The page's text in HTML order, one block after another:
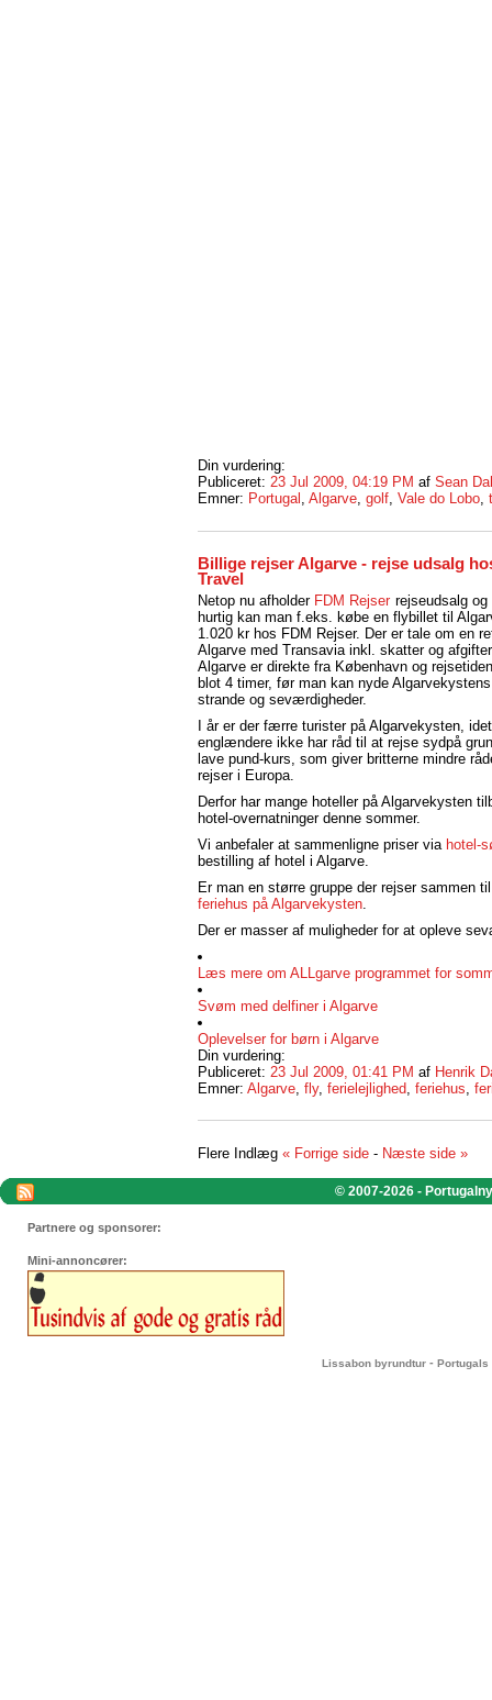
Din vurdering:
Publiceret: 23 Jul 2009, 04:19 PM af Sean
Emner: Portugal , Algarve, golf, Vale do Lobo,
Billige rejser Algarve - rejse udsalg
Travel
Netop nu afholder FDM Rejser rejseudsalg og
hurtig kan man f.eks. købe en flybillet til
1.020 kr hos FDM Rejser. Der er tale om en
Algarve med Transavia inkl. skatter og
Algarve er direkte fra København og
blot 4 timer, før man kan nyde
strande og seværdigheder.
I år er der færre turister på Algarvekysten,
englændere ikke har råd til at rejse sydpå
lave pund-kurs, som giver britterne mindre
rejser i Europa.
Derfor har mange hoteller på Algarvekysten
hotel-overnatninger denne sommer.
Vi anbefaler at sammenligne priser via hotel-
bestilling af hotel i Algarve.
Er man en større gruppe der rejser sammen
feriehus på Algarvekysten
Der er masser af muligheder for at opleve
Læs mere om ALLgarve programmet for
Svøm med delfiner i Algarve
Oplevelser for børn i Algarve
Din vurdering:
Publiceret: 23 Jul 2009, 01:41 PM af Henrik
Emner: Algarve fly, ferielejlighed feriehus
Flere Indlæg « Forrige side - Næste side »
© 2007-2026 -
Partnere og sponsorer:
Mini-annoncører:
Lissabon byrundtur - Portugals